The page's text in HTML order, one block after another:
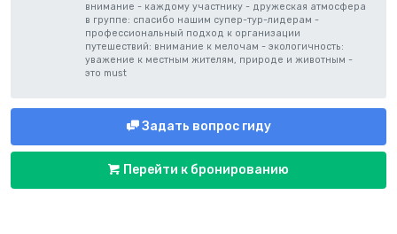
внимание - каждому участнику - дружеская атмосфера
в группе: спасибо нашим супер-тур-лидерам -
профессиональный подход к организации
путешествий: внимание к мелочам - экологичность:
уважение к местным жителям, природе и животным -
это must
Задать вопрос гиду
Перейти к бронированию